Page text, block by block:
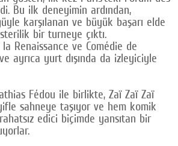
Bu ilk deneyimin ardından,
karşılanan ve büyük başarı elde
bir turneye çıktı.
Renaissance ve Comédie de
ayrıca yurt dışında da izleyiciyle
Fédou ile birlikte, Zaï Zaï Zaï
sahneye taşıyor ve hem komik
edici biçimde yansıtan bir